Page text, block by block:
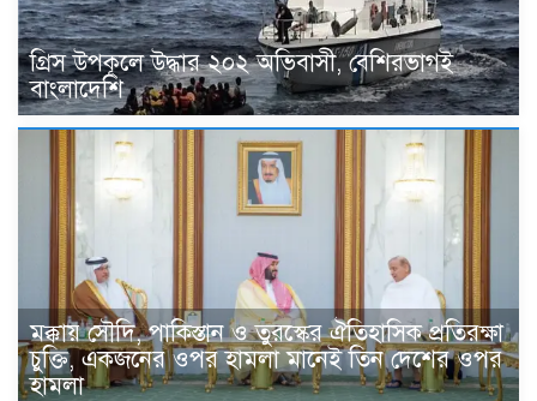
গ্রিস উপকূলে উদ্ধার ২০২ অভিবাসী, বেশিরভাগই
বাংলাদেশি
মক্কায় সৌদি, পাকিস্তান ও তুরস্কের ঐতিহাসিক প্রতিরক্ষা
চুক্তি, একজনের ওপর হামলা মানেই তিন দেশের ওপর
হামলা